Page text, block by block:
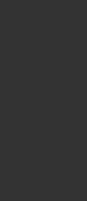
technischen